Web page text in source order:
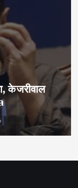
केजरीवाल